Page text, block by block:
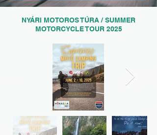
NYÁRI MOTOROS TÚRA / SUMMER
MOTORCYCLE TOUR 2025